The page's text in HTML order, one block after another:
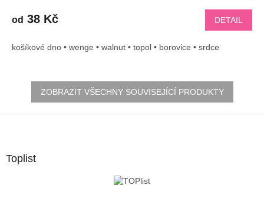
od 38 Kč DETAIL
košíkové dno • wenge • walnut • topol • borovice • srdce
ZOBRAZIT VŠECHNY SOUVISEJÍCÍ PRODUKTY
Toplist